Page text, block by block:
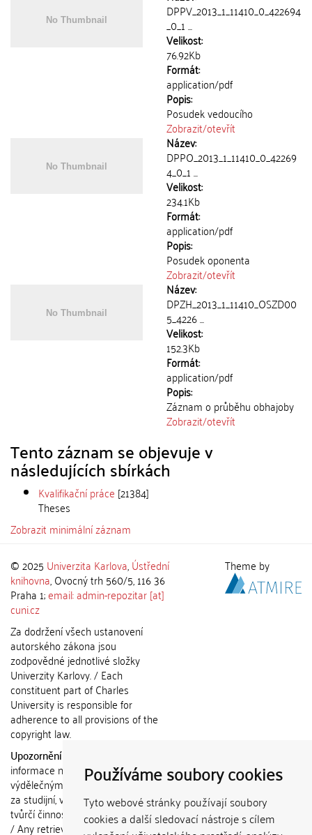
Používáme soubory cookies
Tyto webové stránky používají soubory
cookies a další sledovací nástroje s cílem
DPPV_2013_1_11410_0_422694
_0_1 ...
Velikost:
76.92Kb
Formát:
application/pdf
Popis:
Posudek vedoucího
Zobrazit/otevřít
Název:
DPPO_2013_1_11410_0_42269
4_0_1 ...
Velikost:
234.1Kb
Formát:
application/pdf
Popis:
Posudek oponenta
Zobrazit/otevřít
Název:
DPZH_2013_1_11410_OSZD00
5_4226 ...
Velikost:
152.3Kb
Formát:
application/pdf
Popis:
Záznam o průběhu obhajoby
Zobrazit/otevřít
Tento záznam se objevuje v
následujících sbírkách
Kvalifikační práce [21384]
Theses
Zobrazit minimální záznam
© 2025 Univerzita Karlova,Ústřední
knihovna, Ovocný trh 560/5, 116 36
Praha 1;email: admin-repozitar [at]
cuni.cz
Za dodržení všech ustanovení
autorského zákona jsou
zodpovědné jednotlivé složky
Univerzity Karlovy. / Each
constituent part of Charles
University is responsible for
adherence to all provisions of the
copyright law.
Upozornění / Notice:
informace nemohou být použity k
výdělečným účelům nebo vydávány
za studijní, vědeckou nebo jinou
tvůrčí činnost jiné osoby než autora.
/ Any retrieved information shall not
Theme by